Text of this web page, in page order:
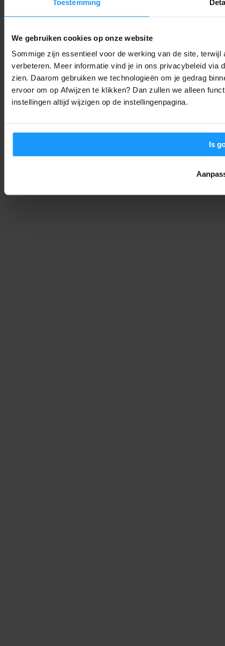
Toestemming
We gebruiken cookies op onze website
Sommige zijn essentieel voor de werking van de site,
verbeteren. Meer informatie vind je in ons privacybeleid via
zien. Daarom gebruiken we technologieën om je gedrag
ervoor om op Afwijzen te klikken? Dan zullen we alleen
instellingen altijd wijzigen op de instellingenpagina.
Is
OpenAI stopt Astra vanwege hackgevaar: Is ‘alles in de cloud’
Trends & Technologie Joshua - 8. augustus 2026
Bijna 6 op de 10 huizen slim in 2029: Dit zijn de smart home
trends voor 2026
Trends & Technologie Joshua 8. augustus 2026